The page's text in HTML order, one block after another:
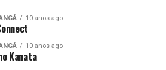
10 anos ago
10 anos ago
Kanata